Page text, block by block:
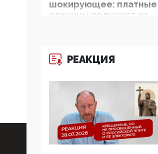
шокирующее: платные
опекуны получают из
Обществознания под
редакцией Медведева:
суверенитет,
традиционные
ценности и немного
двоемыслия
РЕАКЦИЯ